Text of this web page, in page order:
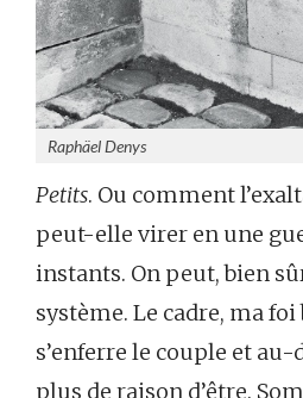
Raphäel Denys
Petits. Ou comment
peut-elle virer en une
instants. On peut, bien
système. Le cadre, ma
s’enferre le couple et au-
plus de raison d’être.